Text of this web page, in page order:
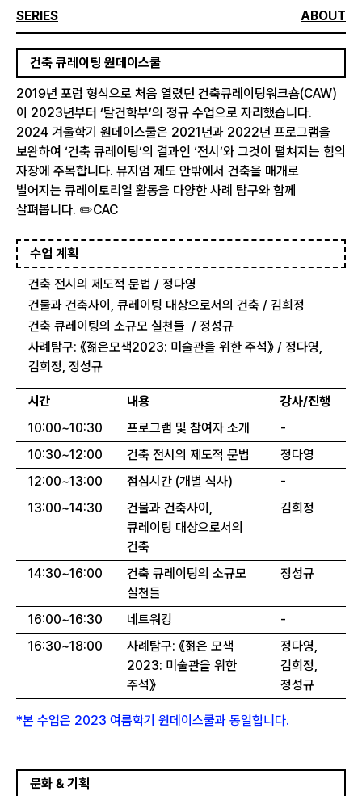
SERIES ABOUT
건축 큐레이팅 원데이스쿨
2019년 포럼 형식으로 처음 열렸던 건축큐레이팅워크숍(CAW)
이 2023년부터 ‘탈건학부’의 정규 수업으로 자리했습니다.
2024 겨울학기 원데이스쿨은 2021년과 2022년 프로그램을
보완하여 ‘건축 큐레이팅’의 결과인 ‘전시’와 그것이 펼쳐지는 힘의
자장에 주목합니다. 뮤지엄 제도 안밖에서 건축을 매개로
벌어지는 큐레이토리얼 활동을 다양한 사례 탐구와 함께
살펴봅니다. ✏️CAC
수업 계획
건축 전시의 제도적 문법 / 정다영
건물과 건축사이, 큐레이팅 대상으로서의 건축 / 김희정
건축 큐레이팅의 소규모 실천들 / 정성규
사례탐구: 《젊은모색2023: 미술관을 위한 주석》 / 정다영,
김희정, 정성규
시간 내용
강사/진행
10:00~10:30
프로그램 및 참여자 소개
-
10:30~12:00
건축 전시의 제도적 문법
정다영
12:00~13:00
점심시간 (개별 식사)
-
13:00~14:30
건물과 건축사이,
큐레이팅 대상으로서의
건축
김희정
14:30~16:00
건축 큐레이팅의 소규모
실천들
정성규
16:00~16:30 네트워킹
-
16:30~18:00
사례탐구: 《젊은 모색
2023: 미술관을 위한
주석》
정다영,
김희정,
정성규
*본 수업은 2023 여름학기 원데이스쿨과 동일합니다.
문화 & 기획